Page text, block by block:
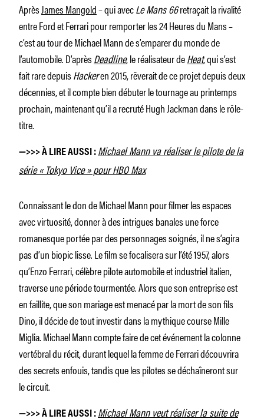
AprèsJames Mangold– qui avecLe Mans 66retraçait la rivalité
entre Ford et Ferrari pour remporter les 24 Heures du Mans –
c’est au tour de Michael Mann de s’emparer du monde de
l’automobile. D’aprèsDeadline, le réalisateur deHeat, qui s’est
fait rare depuisHackeren 2015, rêverait de ce projet depuis deux
décennies, et il compte bien débuter le tournage au printemps
prochain, maintenant qu’il a recruté Hugh Jackman dans le rôle-
titre.
—>>> À LIRE AUSSI : Michael Mann va réaliser le pilote de la
série « Tokyo Vice » pour HBO Max
Connaissant le don de Michael Mann pour filmer les espaces
avec virtuosité, donner à des intrigues banales une force
romanesque portée par des personnages soignés, il ne s’agira
pas d’un biopic lisse. Le film se focalisera sur l’été 1957, alors
qu’Enzo Ferrari, célèbre pilote automobile et industriel italien,
traverse une période tourmentée. Alors que son entreprise est
en faillite, que son mariage est menacé par la mort de son fils
Dino, il décide de tout investir dans la mythique course Mille
Miglia. Michael Mann compte faire de cet événement la colonne
vertébral du récit, durant lequel la femme de Ferrari découvrira
des secrets enfouis, tandis que les pilotes se déchaîneront sur
le circuit.
—>>> À LIRE AUSSI : Michael Mann veut réaliser la suite de